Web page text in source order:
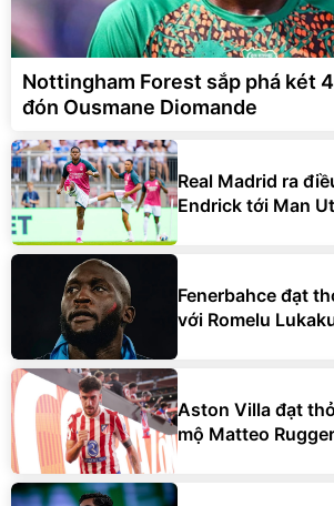
Nottingham Forest sắp phá két
đón Ousmane Diomande
Real Madrid ra
Endrick tới Man
Fenerbahce đạt
với Romelu
Aston Villa đạt
mộ Matteo